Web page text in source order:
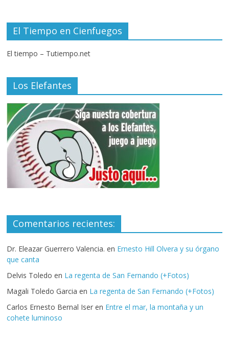
El Tiempo en Cienfuegos
El tiempo – Tutiempo.net
Los Elefantes
Comentarios recientes:
Dr. Eleazar Guerrero Valencia. en Ernesto Hill Olvera y su órgano
que canta
Delvis Toledo en La regenta de San Fernando (+Fotos)
Magali Toledo Garcia en La regenta de San Fernando (+Fotos)
Carlos Ernesto Bernal Iser en Entre el mar, la montaña y un
cohete luminoso